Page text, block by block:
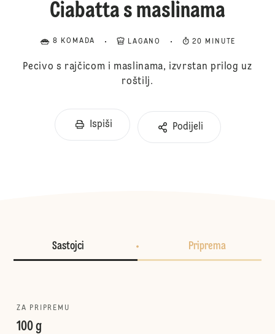
Ciabatta s maslinama
8 KOMADA LAGANO 20 MINUTE
Pecivo s rajčicom i maslinama, izvrstan prilog uz
roštilj.
Ispiši Podijeli
Sastojci Priprema
ZA PRIPREMU
100 g